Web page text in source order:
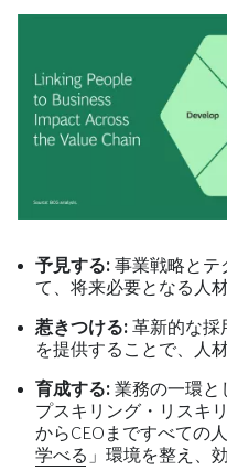
予見する: 事業戦略とテ
て、将来必要となる人
惹きつける: 革新的な採
を提供することで、人
育成する: 業務の一環と
プスキリング・リスキ
からCEOまですべての
学べる 」環境を整え、